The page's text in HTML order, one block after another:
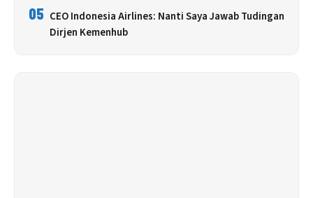
05 CEO Indonesia Airlines: Nanti Saya Jawab Tudingan
Dirjen Kemenhub